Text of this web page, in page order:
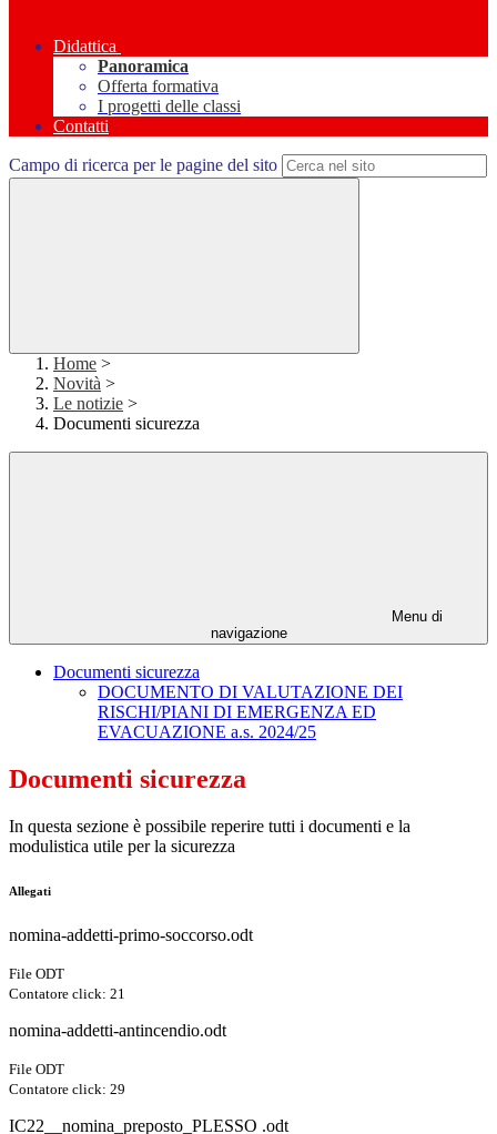
Didattica
Panoramica
Offerta formativa
I progetti delle classi
Contatti
Campo di ricerca per le pagine del sito
Home >
Novità >
Le notizie >
Documenti sicurezza
Menu di
navigazione
Documenti sicurezza
DOCUMENTO DI VALUTAZIONE DEI
RISCHI/PIANI DI EMERGENZA ED
EVACUAZIONE a.s. 2024/25
Documenti sicurezza
In questa sezione è possibile reperire tutti i documenti e la
modulistica utile per la sicurezza
Allegati
nomina-addetti-primo-soccorso.odt
File ODT
Contatore click: 21
nomina-addetti-antincendio.odt
File ODT
Contatore click: 29
IC22__nomina_preposto_PLESSO .odt